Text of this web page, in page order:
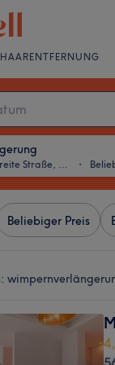
HAARENTFERNUNG
in der Nähe von Breite Straße, Köln ・
Beliebiger Preis